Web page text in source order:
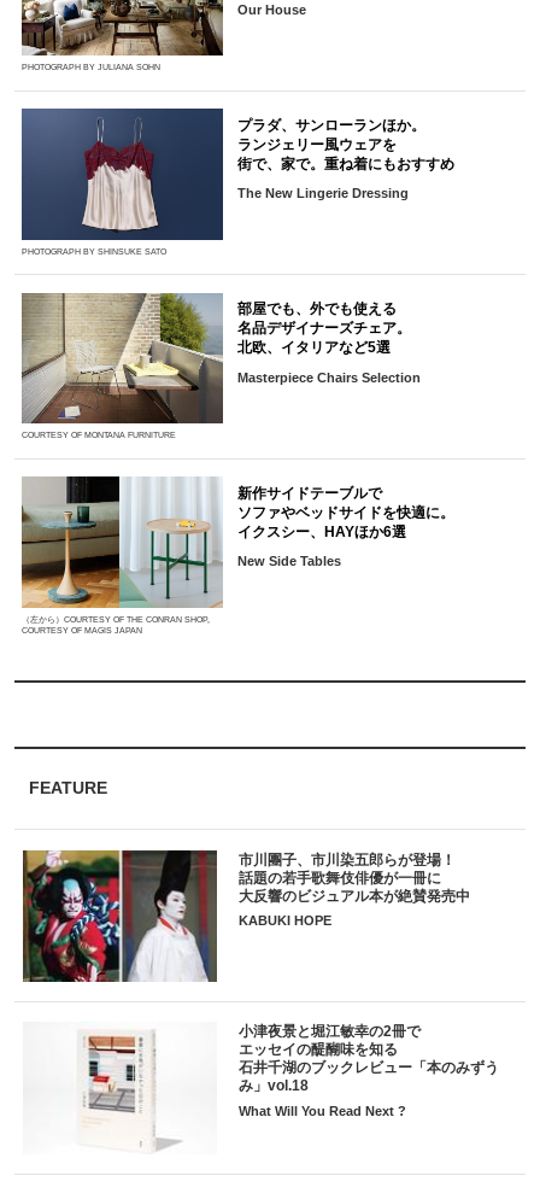
FEATURE
市川團子、市川染五郎らが登場！
話題の若手歌舞伎俳優が一冊に
大反響のビジュアル本が絶賛発売中
KABUKI HOPE
小津夜景と堀江敏幸の2冊で
エッセイの醍醐味を知る
石井千湖のブックレビュー「本のみずう
み」vol.18
What Will You Read Next ?
PHOTOGRAPH BY JULIANA SOHN
Our House
PHOTOGRAPH BY SHINSUKE SATO
プラダ、サンローランほか。
ランジェリー風ウェアを
街で、家で。重ね着にもおすすめ
The New Lingerie Dressing
COURTESY OF MONTANA FURNITURE
部屋でも、外でも使える
名品デザイナーズチェア。
北欧、イタリアなど5選
Masterpiece Chairs Selection
（左から）COURTESY OF THE CONRAN SHOP,
COURTESY OF MAGIS JAPAN
新作サイドテーブルで
ソファやベッドサイドを快適に。
イクスシー、HAYほか6選
New Side Tables